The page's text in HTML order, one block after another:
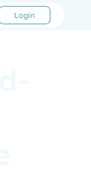
Login